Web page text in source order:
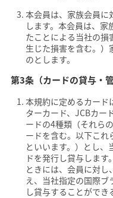
本会員は、家族会員に
します。本会員は、
たことによる当社の損
生じた損害を含む。）
のとします。
第3条（カードの貸与・
本規約に定めるカード
ターカード、JCBカー
ードの4種類（それら
ードを含む。以下これ
といいます。）とし、
ドを発行し貸与しま
ときには、会員に対
え、当社指定の国際
し貸与することができ